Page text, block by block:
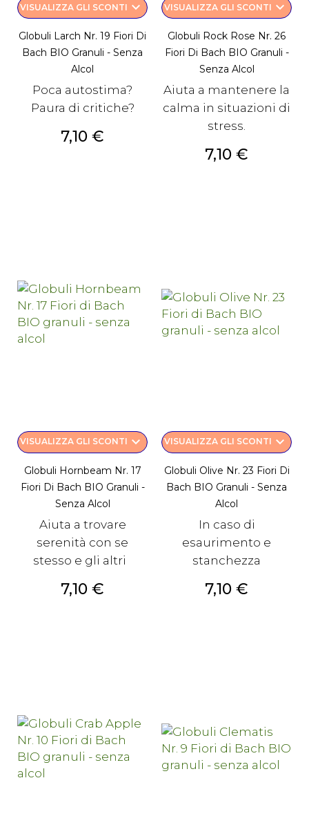
VISUALIZZA GLI SCONTI keyboard_arrow_down
Globuli Larch Nr. 19 Fiori Di
Bach BIO Granuli - Senza
Alcol
Poca autostima?
Paura di critiche?
Prezzo
7,10 €
VISUALIZZA GLI SCONTI keyboard_arrow_down
Globuli Rock Rose Nr. 26
Fiori Di Bach BIO Granuli -
Senza Alcol
Aiuta a mantenere la
calma in situazioni di
stress.
Prezzo
7,10 €
VISUALIZZA GLI SCONTI keyboard_arrow_down
Globuli Hornbeam Nr. 17
Fiori Di Bach BIO Granuli -
Senza Alcol
Aiuta a trovare
serenità con se
stesso e gli altri
Prezzo
7,10 €
VISUALIZZA GLI SCONTI keyboard_arrow_down
Globuli Olive Nr. 23 Fiori Di
Bach BIO Granuli - Senza
Alcol
In caso di
esaurimento e
stanchezza
Prezzo
7,10 €